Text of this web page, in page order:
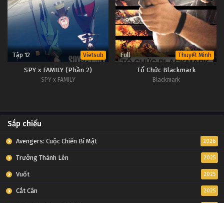
Tập 12 Vietsub
SPY x FAMILY (Phần 2)
SPY x FAMILY
Full Thuyết Minh
Tổ Chức Blackmark
Blackmark
Sắp chiếu
Avengers: Cuộc Chiến Bí Mật 2026
Trưởng Thành Lên 2025
Vuốt 2025
Cắt Cân 2025